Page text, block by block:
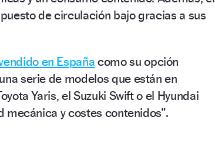
de circulación bajo gracias a sus
en Españacomo su opción
serie de modelos que están en
Yaris, el Suzuki Swift o el Hyundai
y costes contenidos”.